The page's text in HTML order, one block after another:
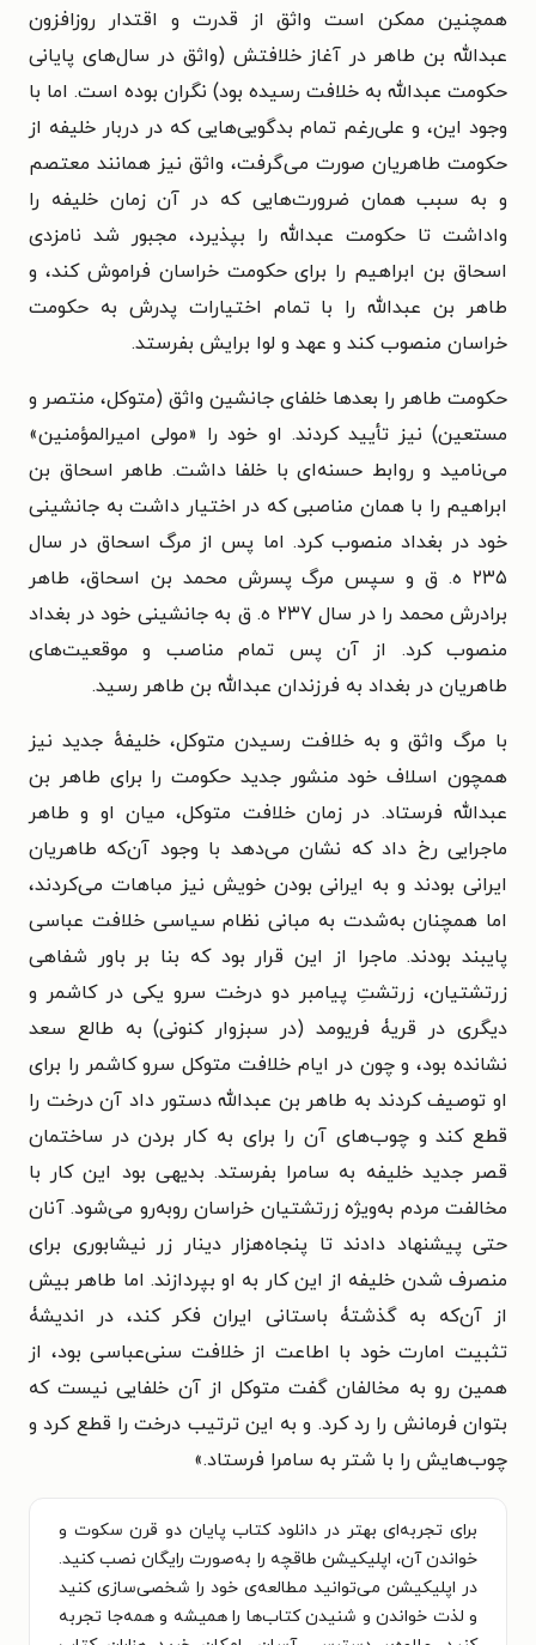
همچنین ممکن است واثق از قدرت و اقتدار روزافزون
عبدالله بن طاهر در آغاز خلافتش (واثق در سال‌های پایانی
حکومت عبدالله به خلافت رسیده بود) نگران بوده است. اما با
وجود این، و علی‌رغم تمام بدگویی‌هایی که در دربار خلیفه از
حکومت طاهریان صورت می‌گرفت،‌ واثق نیز همانند معتصم
و به سبب همان ضرورت‌هایی که در آن زمان خلیفه را
واداشت تا حکومت عبدالله را بپذیرد، مجبور شد نامزدی
اسحاق بن ابراهیم را برای حکومت خراسان فراموش کند،‌ و
طاهر بن عبدالله را با تمام اختیارات پدرش به حکومت
خراسان منصوب کند و عهد و لوا برایش بفرستد.
حکومت طاهر را بعدها خلفای جانشین واثق (متوکل، منتصر و
مستعین) نیز تأیید کردند. او خود را «مولی امیرالمؤمنین»
می‌نامید و روابط حسنه‌ای با خلفا داشت. طاهر اسحاق بن
ابراهیم را با همان مناصبی که در اختیار داشت به جانشینی
خود در بغداد منصوب کرد. اما پس از مرگ اسحاق در سال
۲۳۵ ه‌. ق و سپس مرگ پسرش محمد بن اسحاق، طاهر
برادرش محمد را در سال ۲۳۷ ه‌. ق به جانشینی خود در بغداد
منصوب کرد. از آن پس تمام مناصب و موقعیت‌های
طاهریان در بغداد به فرزندان عبدالله بن طاهر رسید.
با مرگ واثق و به خلافت رسیدن متوکل، خلیفهٔ جدید نیز
همچون اسلاف خود منشور جدید حکومت را برای طاهر بن
عبدالله فرستاد. در زمان خلافت متوکل، میان او و طاهر
ماجرایی رخ داد که نشان می‌دهد با وجود آن‌که طاهریان
ایرانی بودند و به ایرانی بودن خویش نیز مباهات می‌کردند،‌
اما همچنان به‌شدت به مبانی نظام سیاسی خلافت عباسی
پایبند بودند. ماجرا از این قرار بود که بنا بر باور شفاهی
زرتشتیان، زرتشتِ پیامبر دو درخت سرو یکی در کاشمر و
دیگری در قریۀ فریومد (در سبزوار کنونی) به طالع سعد
نشانده بود، و چون در ایام خلافت متوکل سرو کاشمر را برای
او توصیف کردند به طاهر بن عبدالله دستور داد آن درخت را
قطع کند و چوب‌های آن را برای به کار بردن در ساختمان
قصر جدید خلیفه به سامرا بفرستد. بدیهی بود این کار با
مخالفت مردم به‌ویژه زرتشتیان خراسان رو‌به‌رو می‌شود. آنان
حتی پیشنهاد دادند تا پنجاه‌هزار دینار زر نیشابوری برای
منصرف شدن خلیفه از این کار به او بپردازند. اما طاهر بیش
از آن‌که به گذشتۀ باستانی ایران فکر کند، در اندیشۀ
تثبیت امارت خود با اطاعت از خلافت سنی‌‌عباسی بود، از
همین رو به مخالفان گفت متوکل از آن خلفایی نیست که
بتوان فرمانش را رد کرد. و به این ترتیب درخت را قطع کرد و
چوب‌هایش را با شتر به سامرا فرستاد.»
برای تجربه‌ای بهتر در دانلود کتاب پایان دو قرن سکوت و
خواندن آن، اپلیکیشن طاقچه را به‌صورت رایگان نصب کنید.
در اپلیکیشن می‌توانید مطالعه‌ی خود را شخصی‌سازی کنید
و لذت خواندن و شنیدن کتاب‌ها را همیشه و همه‌جا تجربه